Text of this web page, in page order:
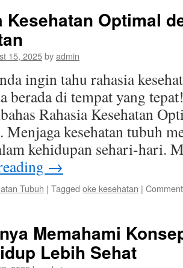
Kesehatan Optimal
15, 2025byadmin
ingin tahu rahasia
berada di tempat yang
Rahasia Kesehatan
Menjaga kesehatan tubuh
kehidupan sehari-hari.
→
Tubuh | Tagged oke kesehatan |
Memahami
Lebih Sehat